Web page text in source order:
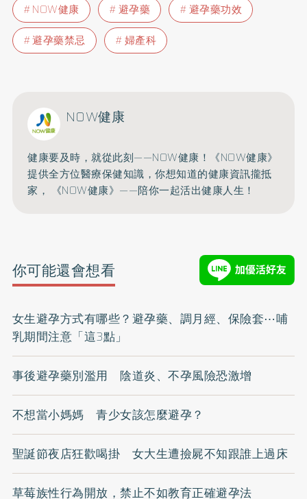
NOW健康 避孕藥
避孕藥功效
避孕藥禁忌
婦產科
NOW健康
健康要及時，就從此刻——NOW健康！《NOW健康》
提供全方位醫療保健知識，你想知道的健康資訊攏抵
家， 《NOW健康》——陪你一起活出健康人生！
你可能還會想看
女生避孕方式有哪些？避孕藥、調月經、保險套⋯哺
乳期間注意「這3點」
事後避孕藥別濫用 陰道炎、不孕風險恐激增
不想當小媽媽 青少女該怎麼避孕？
聖誕節夜店狂歡喝掛 女大生遭撿屍不知跟誰上過床
草莓族性行為開放，禁止不如教育正確避孕法